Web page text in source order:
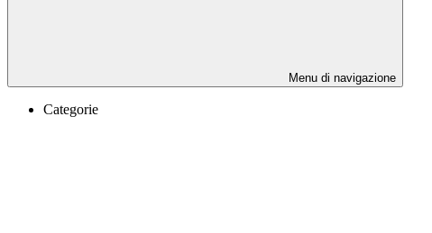
Menu di navigazione
Categorie